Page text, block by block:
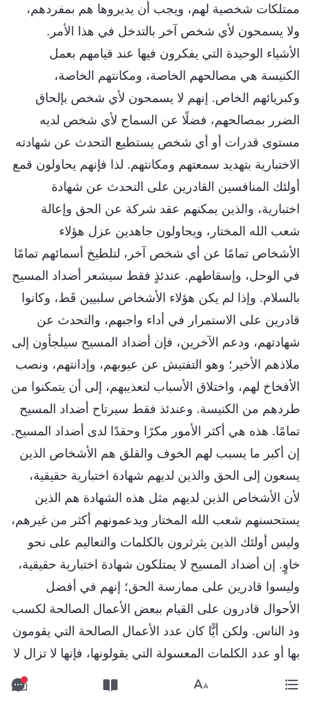
ممتلكات شخصية لهم، ويجب أن يديروها هم بمفردهم،
ولا يسمحون لأي شخص آخر بالتدخل في هذا الأمر.
الأشياء الوحيدة التي يفكرون فيها عند قيامهم بعمل
الكنيسة هي مصالحهم الخاصة، ومكانتهم الخاصة،
وكبريائهم الخاص. إنهم لا يسمحون لأي شخص بإلحاق
الضرر بمصالحهم، فضلًا عن السماح لأي شخص لديه
مستوى قدرات أو أي شخص يستطيع التحدث عن شهادته
الاختبارية بتهديد سمعتهم ومكانتهم. لذا فإنهم يحاولون قمع
أولئك المنافسين القادرين على التحدث عن شهادة
اختبارية، والذين يمكنهم عقد شركة عن الحق وإعالة
شعب الله المختار، ويحاولون جاهدين عزل هؤلاء
الأشخاص تمامًا عن أي شخص آخر، لتلطيخ أسمائهم تمامًا
في الوحل، وإسقاطهم. عندئذٍ فقط سيشعر أضداد المسيح
بالسلام. وإذا لم يكن هؤلاء الأشخاص سلبيين قَط، وكانوا
قادرين على الاستمرار في أداء واجبهم، والتحدث عن
شهادتهم، ودعم الآخرين، فإن أضداد المسيح سيلجأون إلى
ملاذهم الأخير؛ وهو التفتيش عن عيوبهم، وإدانتهم، ونصب
الأفخاخ لهم، واختلاق الأسباب لتعذيبهم، إلى أن يتمكنوا من
طردهم من الكنيسة. وعندئذ فقط سيرتاح أضداد المسيح
تمامًا. هذه هي أكثر الأمور مكرًا وحقدًا لدى أضداد المسيح.
إن أكبر ما يسبب لهم الخوف والقلق هم الأشخاص الذين
يسعون إلى الحق والذين لديهم شهادة اختبارية حقيقية،
لأن الأشخاص الذين لديهم مثل هذه الشهادة هم الذين
يستحسنهم شعب الله المختار ويدعمونهم أكثر من غيرهم،
وليس أولئك الذين يثرثرون بالكلمات والتعاليم على نحو
خاوٍ. إن أضداد المسيح لا يمتلكون شهادة اختبارية حقيقية،
وليسوا قادرين على ممارسة الحق؛ إنهم في أفضل
الأحوال قادرون على القيام ببعض الأعمال الصالحة لكسب
ود الناس. ولكن أيًّا كان عدد الأعمال الصالحة التي يقومون
بها أو عدد الكلمات المعسولة التي يقولونها، فإنها لا تزال لا
تقارن بالفوائد والمزايا التي يمكن أن تجلبها شهادة اختبارية